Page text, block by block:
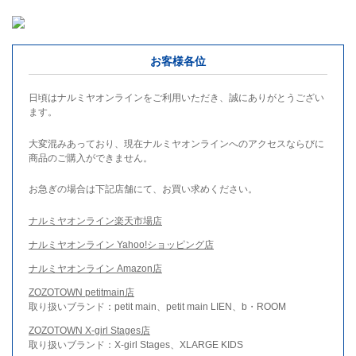
お客様各位
日頃はナルミヤオンラインをご利用いただき、誠にありがとうござい
ます。
大変混みあっており、現在ナルミヤオンラインへのアクセスならびに
商品のご購入ができません。
お急ぎの場合は下記店舗にて、お買い求めください。
ナルミヤオンライン楽天市場店
ナルミヤオンライン Yahoo!ショッピング店
ナルミヤオンライン Amazon店
ZOZOTOWN petitmain店
取り扱いブランド：petit main、petit main LIEN、b・ROOM
ZOZOTOWN X-girl Stages店
取り扱いブランド：X-girl Stages、XLARGE KIDS